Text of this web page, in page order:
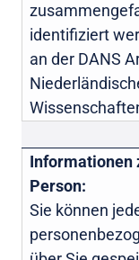
identifiziert
an der DANS
Informationen
Person:
Sie können